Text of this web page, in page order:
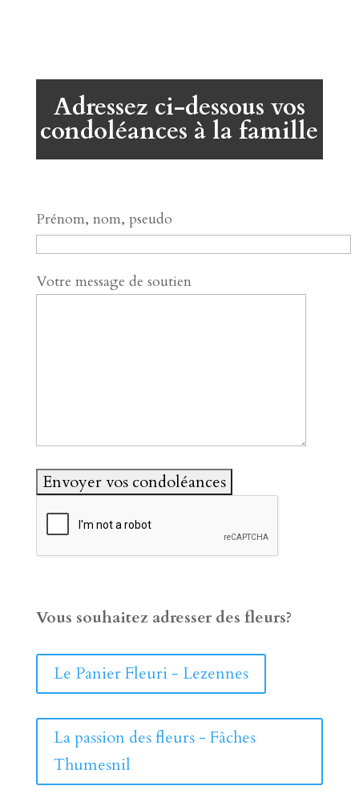
Adressez ci-dessous vos
condoléances à la famille
Prénom, nom, pseudo
Votre message de soutien
Vous souhaitez adresser des fleurs?
Le Panier Fleuri - Lezennes
La passion des fleurs - Fâches
Thumesnil